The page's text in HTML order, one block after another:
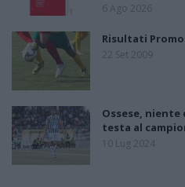
6 Ago 2026
Risultati
22 Set 2009
Ossese,
testa al
10 Lug 2024